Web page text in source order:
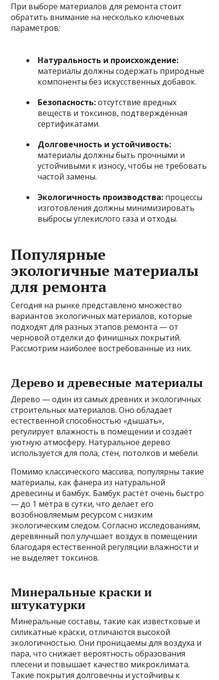
При выборе материалов для ремонта стоит
обратить внимание на несколько ключевых
параметров:
Натуральность и происхождение:
материалы должны содержать природные
компоненты без искусственных добавок.
Безопасность:отсутствие вредных
веществ и токсинов, подтверждённая
сертификатами.
Долговечность и устойчивость:
материалы должны быть прочными и
устойчивыми к износу, чтобы не требовать
частой замены.
Экологичность производства: процессы
изготовления должны минимизировать
выбросы углекислого газа и отходы.
Популярные
экологичные материалы
для ремонта
Сегодня на рынке представлено множество
вариантов экологичных материалов, которые
подходят для разных этапов ремонта — от
черновой отделки до финишных покрытий.
Рассмотрим наиболее востребованные из них.
Дерево и древесные материалы
Дерево — один из самых древних и экологичных
строительных материалов. Оно обладает
естественной способностью «дышать»,
регулирует влажность в помещении и создаёт
уютную атмосферу. Натуральное дерево
используется для пола, стен, потолков и мебели.
Помимо классического массива, популярны такие
материалы, как фанера из натуральной
древесины и бамбук. Бамбук растёт очень быстро
— до 1 метра в сутки, что делает его
возобновляемым ресурсом с низким
экологическим следом. Согласно исследованиям,
деревянный пол улучшает воздух в помещении
благодаря естественной регуляции влажности и
не выделяет токсинов.
Минеральные краски и
штукатурки
Минеральные составы, такие как известковые и
силикатные краски, отличаются высокой
экологичностью. Они проницаемы для воздуха и
пара, что снижает вероятность образования
плесени и повышает качество микроклимата.
Такие покрытия долговечны и устойчивы к